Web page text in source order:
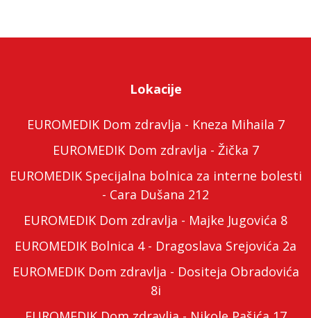
Lokacije
EUROMEDIK Dom zdravlja - Kneza Mihaila 7
EUROMEDIK Dom zdravlja - Žička 7
EUROMEDIK Specijalna bolnica za interne bolesti
- Cara Dušana 212
EUROMEDIK Dom zdravlja - Majke Jugovića 8
EUROMEDIK Bolnica 4 - Dragoslava Srejovića 2a
EUROMEDIK Dom zdravlja - Dositeja Obradovića
8i